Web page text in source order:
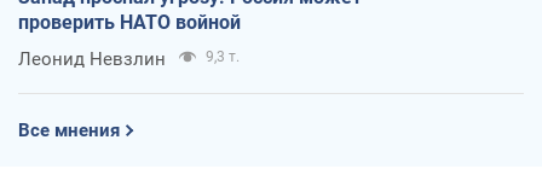
проверить НАТО войной
Леонид Невзлин 9,3 т.
Все мнения